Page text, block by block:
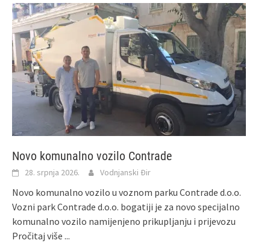
Novo komunalno vozilo Contrade
28. srpnja 2026. Vodnjanski Đir
Novo komunalno vozilo u voznom parku Contrade d.o.o.
Vozni park Contrade d.o.o. bogatiji je za novo specijalno
komunalno vozilo namijenjeno prikupljanju i prijevozu
Pročitaj više ...